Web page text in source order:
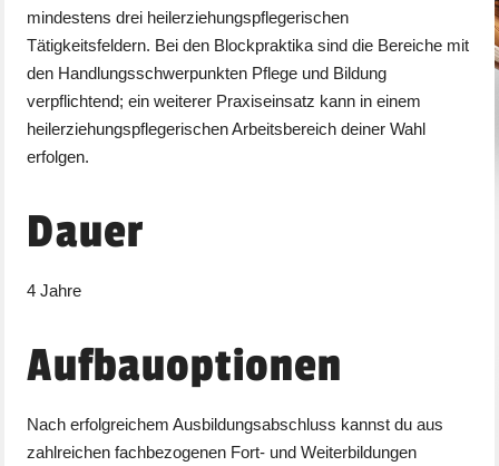
mindestens drei heilerziehungspflegerischen
Tätigkeitsfeldern. Bei den Blockpraktika sind die Bereiche mit
den Handlungsschwerpunkten Pflege und Bildung
verpflichtend; ein weiterer Praxiseinsatz kann in einem
heilerziehungspflegerischen Arbeitsbereich deiner Wahl
erfolgen.
Dauer
4 Jahre
Aufbauoptionen
Nach erfolgreichem Ausbildungsabschluss kannst du aus
zahlreichen fachbezogenen Fort- und Weiterbildungen